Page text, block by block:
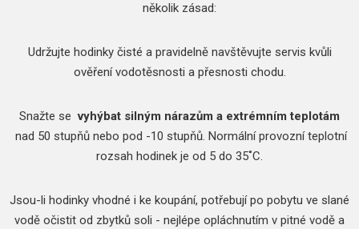
několik zásad:
Udržujte hodinky čisté a pravidelně navštěvujte servis kvůli
ověření vodotěsnosti a přesnosti chodu.
Snažte sevyhýbat silným nárazům a extrémním teplotám
nad 50 stupňů nebo pod -10 stupňů. Normální provozní teplotní
rozsah hodinek je od 5 do 35˚C.
Jsou-li hodinky vhodné i ke koupání, potřebují po pobytu ve slané
vodě očistit od zbytků soli - nejlépe opláchnutím v pitné vodě a